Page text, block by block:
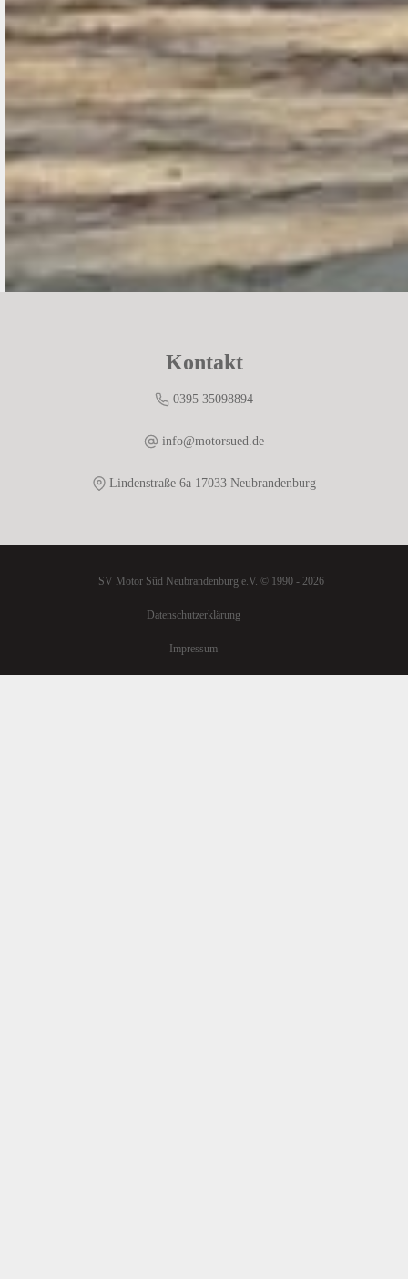
Kontakt
0395 35098894
info@motorsued.de
Lindenstraße 6a 17033 Neubrandenburg
SV Motor Süd Neubrandenburg e.V. © 1990 - 2026
Datenschutzerklärung
Impressum